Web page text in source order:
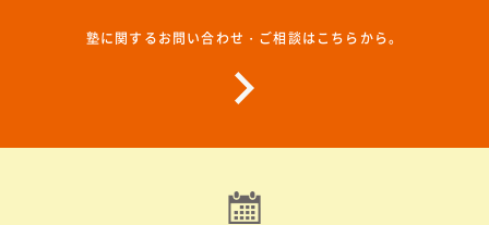
塾に関するお問い合わせ・ご相談はこちらから。